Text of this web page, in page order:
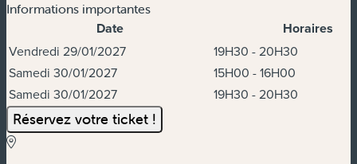
Informations importantes
Dates et horaires
Date Horaires
Vendredi 29/01/2027
19H30 - 20H30
Samedi 30/01/2027
15H00 - 16H00
Samedi 30/01/2027
19H30 - 20H30
Réservez votre ticket !